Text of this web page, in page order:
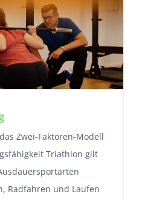
Zwei-Faktoren-Modell
Triathlon gilt
Radfahren und Laufen